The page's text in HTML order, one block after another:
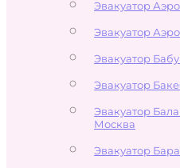
Эвакуатор
Эвакуатор
Эвакуатор
Эвакуатор
Эвакуатор
Москва
Эвакуатор